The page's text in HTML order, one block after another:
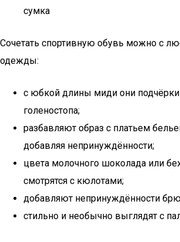
сумка
Сочетать спортивную обувь можно с
одежды:
с юбкой длины миди они
голеностопа;
разбавляют образ с платьем
добавляя непринуждённости;
цвета молочного шоколада или
смотрятся с кюлотами;
добавляют непринуждённости
стильно и необычно выглядят с